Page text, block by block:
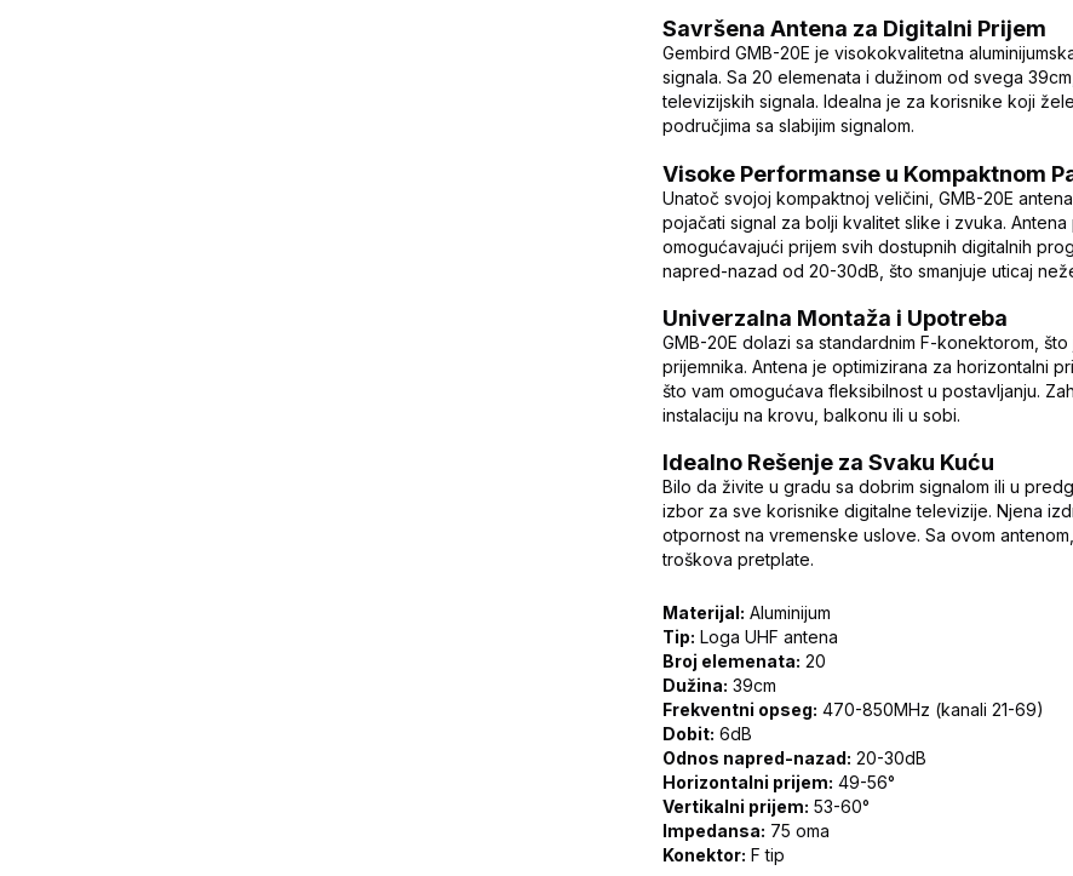
Savršena Antena za Digitalni Prijem
Gembird GMB-20E je visokokvalitetna
signala. Sa 20 elemenata i dužinom od svega
televizijskih signala. Idealna je za korisnike koji
područjima sa slabijim signalom.
Visoke Performanse u Kompaktnom
Unatoč svojoj kompaktnoj veličini, GMB-20E
pojačati signal za bolji kvalitet slike i zvuka.
omogućavajući prijem svih dostupnih digitalnih
napred-nazad od 20-30dB, što smanjuje uticaj
Univerzalna Montaža i Upotreba
GMB-20E dolazi sa standardnim F-konektorom,
prijemnika. Antena je optimizirana za horizontalni
što vam omogućava fleksibilnost u postavljanju.
instalaciju na krovu, balkonu ili u sobi.
Idealno Rešenje za Svaku Kuću
Bilo da živite u gradu sa dobrim signalom ili u
izbor za sve korisnike digitalne televizije. Njena
otpornost na vremenske uslove. Sa ovom
troškova pretplate.
Materijal: Aluminijum
Tip: Loga UHF antena
Broj elemenata: 20
Dužina: 39cm
Frekventni opseg: 470-850MHz (kanali 21-69)
Dobit: 6dB
Odnos napred-nazad: 20-30dB
Horizontalni prijem: 49-56°
Vertikalni prijem: 53-60°
Impedansa: 75 oma
Konektor: F tip